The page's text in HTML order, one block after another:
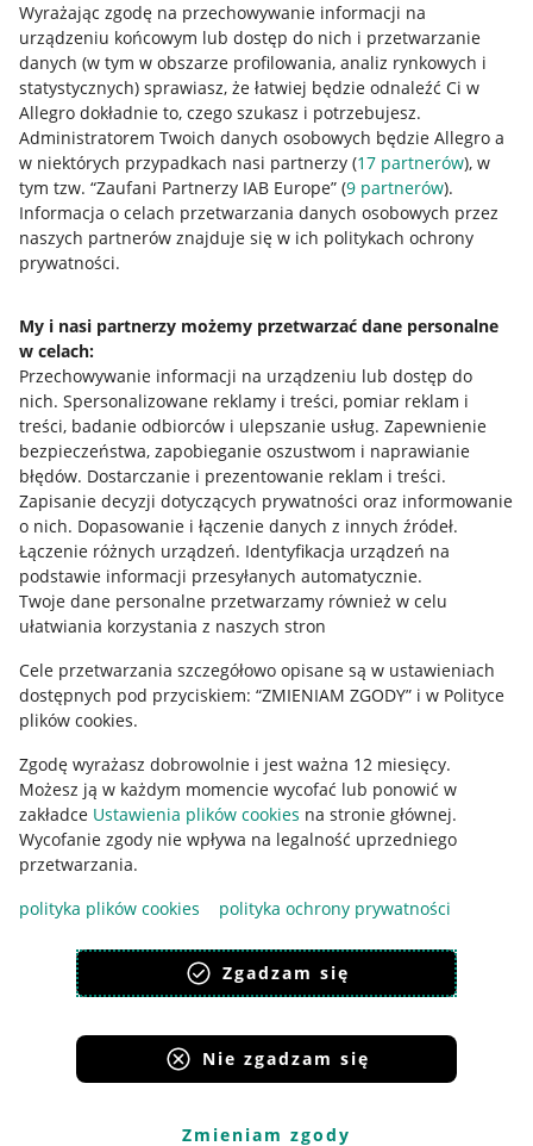
Wyrażając zgodę na przechowywanie informacji na
urządzeniu końcowym lub dostęp do nich i przetwarzanie
danych (w tym w obszarze profilowania, analiz rynkowych i
statystycznych) sprawiasz, że łatwiej będzie odnaleźć Ci w
Allegro dokładnie to, czego szukasz i potrzebujesz.
Administratorem Twoich danych osobowych będzie Allegro a
w niektórych przypadkach nasi partnerzy (17 partnerów), w
tym tzw. “Zaufani Partnerzy IAB Europe” (9 partnerów).
Informacja o celach przetwarzania danych osobowych przez
naszych partnerów znajduje się w ich politykach ochrony
prywatności.
My i nasi partnerzy możemy przetwarzać dane personalne
w celach:
Przechowywanie informacji na urządzeniu lub dostęp do
nich. Spersonalizowane reklamy i treści, pomiar reklam i
treści, badanie odbiorców i ulepszanie usług. Zapewnienie
bezpieczeństwa, zapobieganie oszustwom i naprawianie
błędów. Dostarczanie i prezentowanie reklam i treści.
Zapisanie decyzji dotyczących prywatności oraz informowanie
o nich. Dopasowanie i łączenie danych z innych źródeł.
Łączenie różnych urządzeń. Identyfikacja urządzeń na
podstawie informacji przesyłanych automatycznie.
Twoje dane personalne przetwarzamy również w celu
ułatwiania korzystania z naszych stron
Cele przetwarzania szczegółowo opisane są w ustawieniach
dostępnych pod przyciskiem: “ZMIENIAM ZGODY” i w Polityce
plików cookies.
Zgodę wyrażasz dobrowolnie i jest ważna 12 miesięcy.
Możesz ją w każdym momencie wycofać lub ponowić w
zakładce Ustawienia plików cookies na stronie głównej.
Wycofanie zgody nie wpływa na legalność uprzedniego
przetwarzania.
polityka plików cookies
polityka ochrony prywatności
Zgadzam się
Nie zgadzam się
Zmieniam zgody
Przydatne informacje
Jak to działa
Allegro Gadane dla sprzedających
Allegro Gadane dla kupujących
Mapa miejscowości
Informacje prawne
Regulamin
Polityka plików "cookies"
Ustawienia plików "cookies"
Udostępnianie lokalizacji
Informacje dla Aktu o Usługach Cyfrowych
Pobierz aplikację
Korzystanie z serwisu oznacza akceptacjęregulaminu